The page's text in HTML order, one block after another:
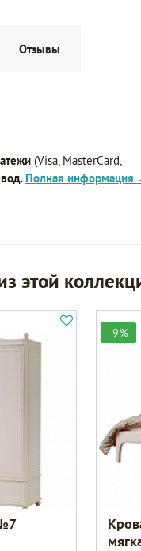
Отзывы
(Visa, MasterCard,
. Полная
этой
-9%